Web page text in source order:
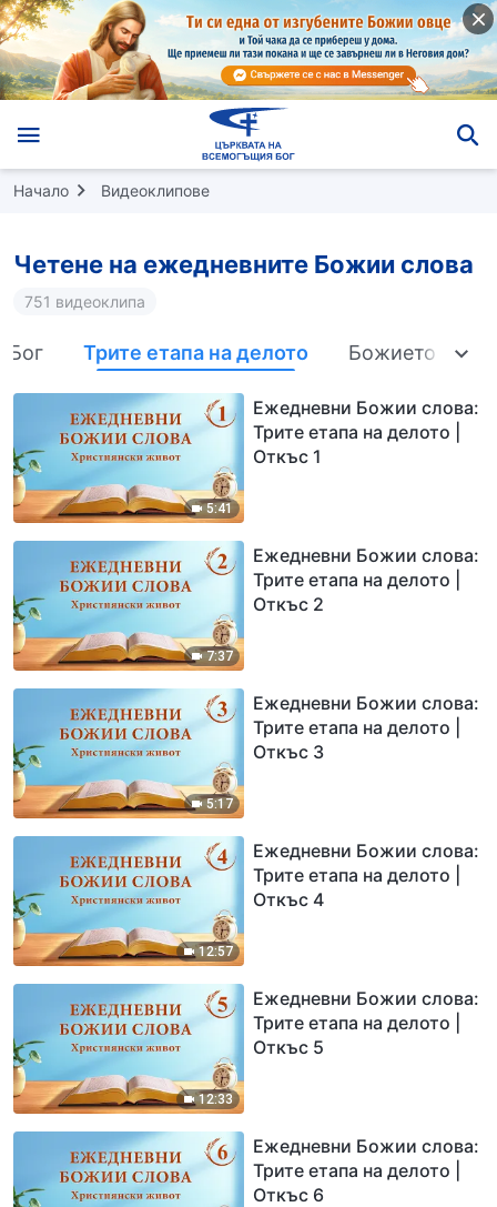
Начало Видеоклипове
Четене на ежедневните Божии слова
751 видеоклипa
Бог Трите етапа на делото Божието
5:41
Ежедневни Божии слова:
Трите етапа на делото |
Откъс 1
7:37
Ежедневни Божии слова:
Трите етапа на делото |
Откъс 2
5:17
Ежедневни Божии слова:
Трите етапа на делото |
Откъс 3
12:57
Ежедневни Божии слова:
Трите етапа на делото |
Откъс 4
12:33
Ежедневни Божии слова:
Трите етапа на делото |
Откъс 5
Ежедневни Божии слова:
Трите етапа на делото |
Откъс 6